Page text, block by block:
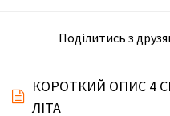
Поділитись з
КОРОТКИЙ ОПИС 4
ЛІТА